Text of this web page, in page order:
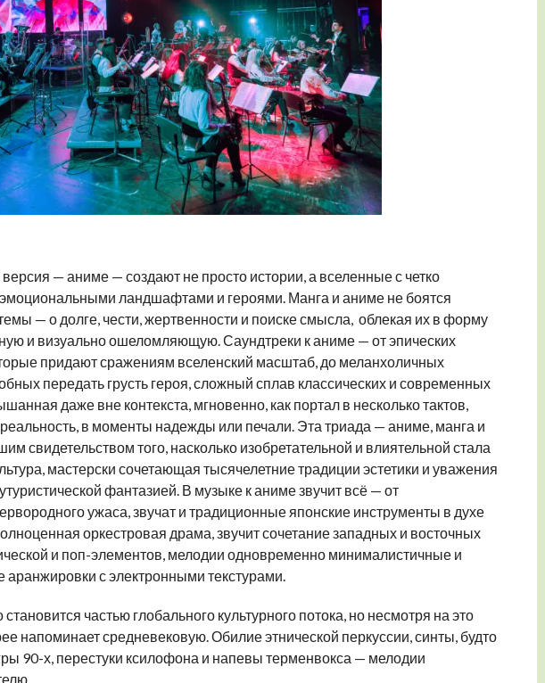
— аниме — создают не просто истории, а вселенные с четко
ландшафтами и героями. Манга и аниме не боятся
— о долге, чести, жертвенности и поиске смысла, облекая их в форму
и визуально ошеломляющую. Саундтреки к аниме — от эпических
придают сражениям вселенский масштаб, до меланхоличных
передать грусть героя, сложный сплав классических и современных
даже вне контекста, мгновенно, как портал в несколько тактов,
в моменты надежды или печали. Эта триада — аниме, манга и
свидетельством того, насколько изобретательной и влиятельной стала
мастерски сочетающая тысячелетние традиции эстетики и уважения
фантазией. В музыке к аниме звучит всё — от
ужаса, звучат и традиционные японские инструменты в духе
оркестровая драма, звучит сочетание западных и восточных
и поп-элементов, мелодии одновременно минималистичные и
с электронными текстурами.
частью глобального культурного потока, но несмотря на это
напоминает средневековую. Обилие этнической перкуссии, синты, будто
90-х, перестуки ксилофона и напевы терменвокса — мелодии